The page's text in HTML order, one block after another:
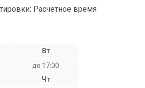
Расчетное время
Вт
до 17:00
Чт